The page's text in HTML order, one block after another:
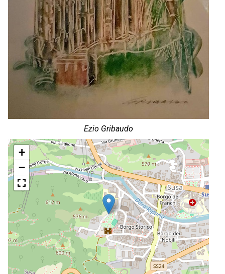
Ezio Gribaudo
+
−